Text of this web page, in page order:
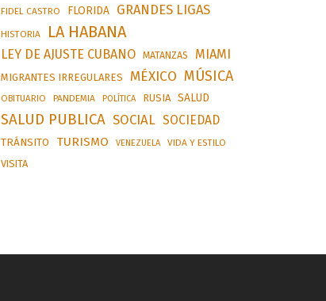
FIDEL CASTRO FLORIDA GRANDES LIGAS
HISTORIA LA HABANA
LEY DE AJUSTE CUBANO MATANZAS MIAMI
MIGRANTES IRREGULARES MÉXICO MÚSICA
OBITUARIO PANDEMIA POLÍTICA RUSIA SALUD
SALUD PUBLICA SOCIAL SOCIEDAD
TRÁNSITO TURISMO VENEZUELA VIDA Y ESTILO
VISITA